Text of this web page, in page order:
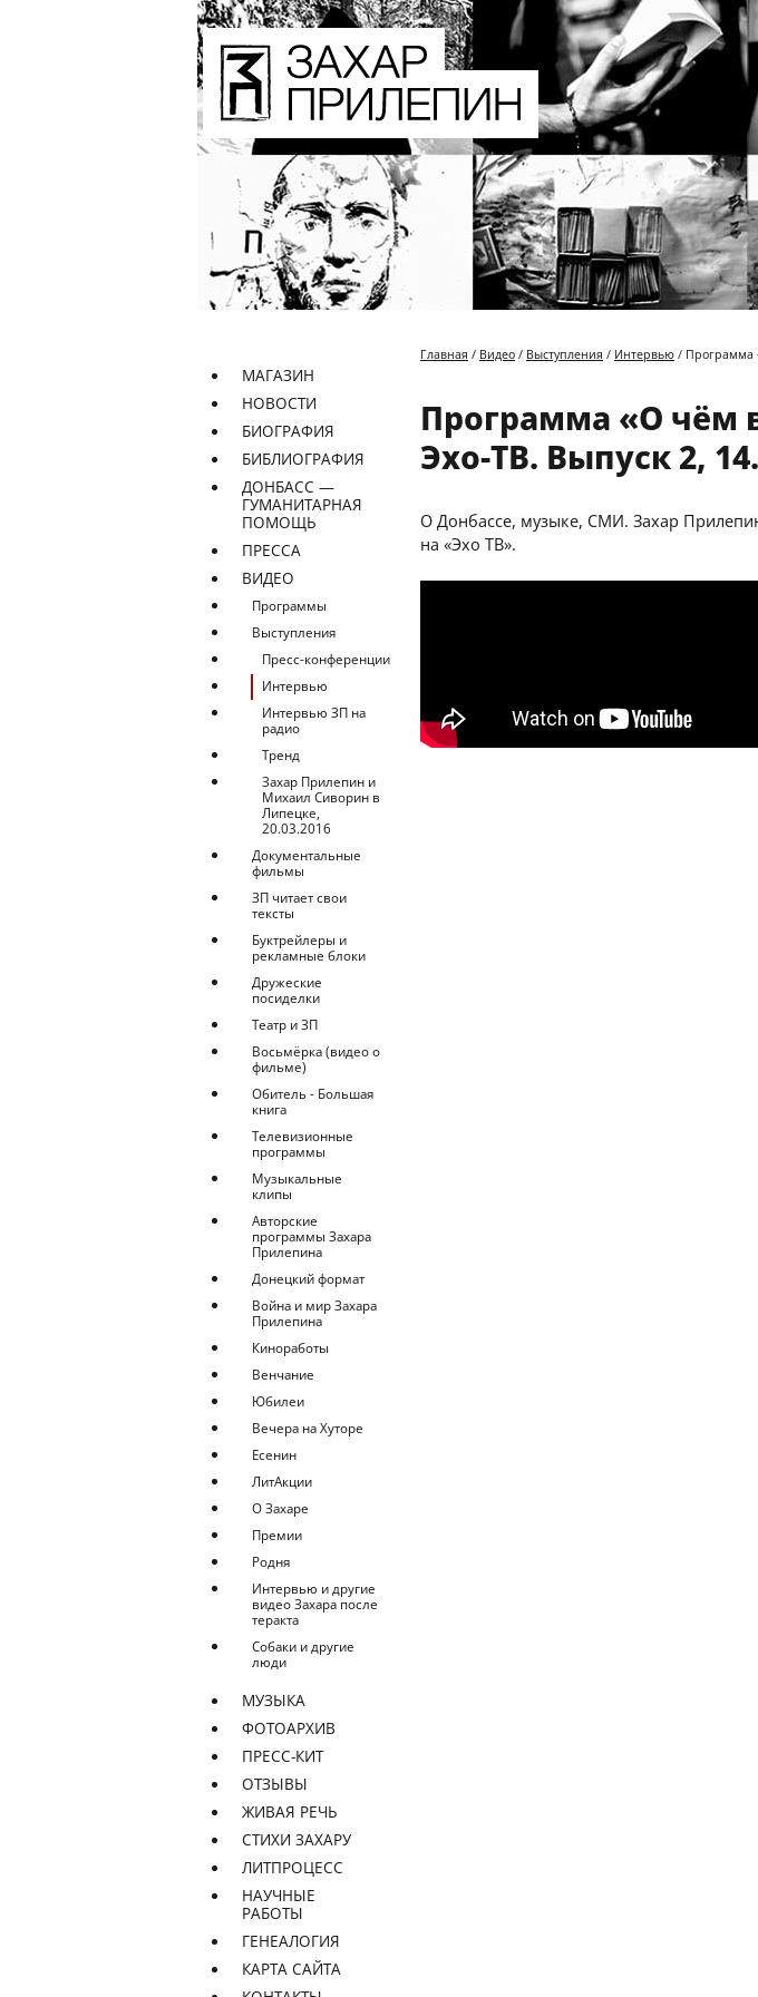
МАГАЗИН
НОВОСТИ
БИОГРАФИЯ
БИБЛИОГРАФИЯ
ДОНБАСС —
ГУМАНИТАРНАЯ
ПОМОЩЬ
ПРЕССА
ВИДЕО
Программы
Выступления
Пресс-конференции
Интервью
Интервью ЗП на
радио
Тренд
Захар Прилепин и
Михаил Сиворин в
Липецке,
20.03.2016
Документальные
фильмы
ЗП читает свои
тексты
Буктрейлеры и
рекламные блоки
Дружеские
посиделки
Театр и ЗП
Восьмёрка (видео о
фильме)
Обитель - Большая
книга
Телевизионные
программы
Музыкальные
клипы
Авторские
программы Захара
Прилепина
Донецкий формат
Война и мир Захара
Прилепина
Киноработы
Венчание
Юбилеи
Вечера на Хуторе
Есенин
ЛитАкции
О Захаре
Премии
Родня
Интервью и другие
видео Захара после
теракта
Собаки и другие
люди
МУЗЫКА
ФОТОАРХИВ
ПРЕСС-КИТ
ОТЗЫВЫ
ЖИВАЯ РЕЧЬ
СТИХИ ЗАХАРУ
ЛИТПРОЦЕСС
НАУЧНЫЕ
РАБОТЫ
ГЕНЕАЛОГИЯ
КАРТА САЙТА
Главная / Видео / Выступления / Интервью / Программа
Программа «О чём
Эхо-ТВ. Выпуск 2,
О Донбассе, музыке, СМИ. Захар
на «Эхо ТВ».